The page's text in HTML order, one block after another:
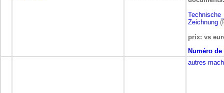
Zeichnung
prix: vs
Numéro
autres